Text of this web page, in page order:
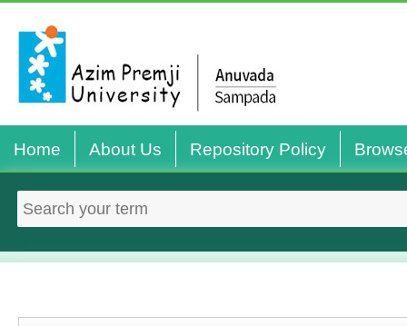
Home About Us Repository Policy